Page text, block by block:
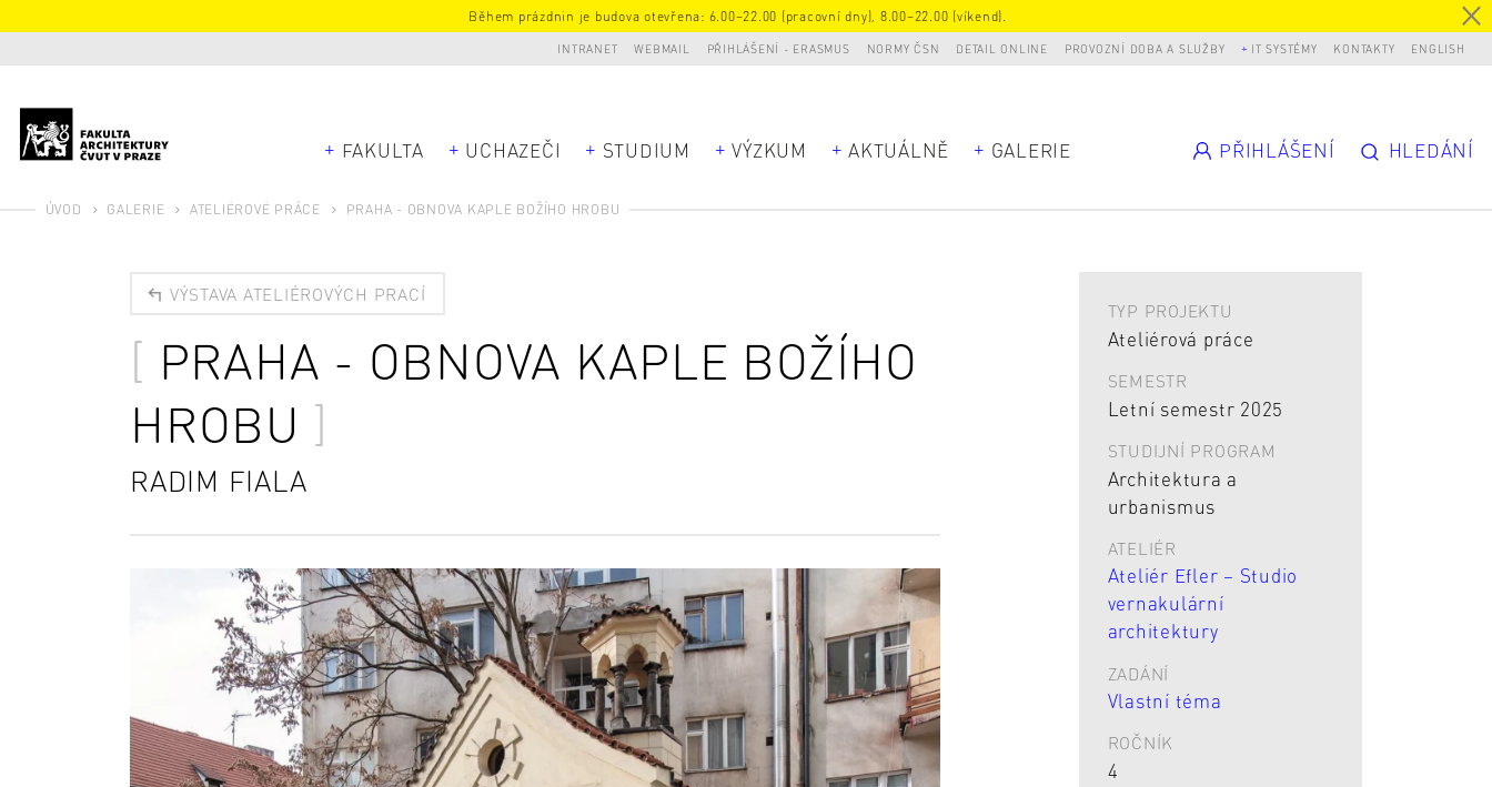
Během prázdnin je budova otevřena: 6.00–22.00 (pracovní dny), 8.00–22.00 (víkend).
INTRANET WEBMAIL PŘIHLÁŠENÍ - ERASMUS NORMY ČSN DETAIL ONLINE PROVOZNÍ DOBA A SLUŽBY IT SYSTÉMY KONTAKTY ENGLISH
FAKULTA UCHAZEČI STUDIUM VÝZKUM AKTUÁLNĚ GALERIE PŘIHLÁŠENÍ HLEDÁNÍ
ÚVOD GALERIE ATELIÉROVÉ PRÁCE PRAHA - OBNOVA KAPLE BOŽÍHO HROBU
VÝSTAVA ATELIÉROVÝCH PRACÍ
PRAHA - OBNOVA KAPLE BOŽÍHO
HROBU
RADIM FIALA
TYP PROJEKTU
Ateliérová práce
SEMESTR
Letní semestr 2025
STUDIJNÍ PROGRAM
Architektura a
urbanismus
ATELIÉR
Ateliér Efler – Studio
vernakulární
architektury
ZADÁNÍ
Vlastní téma
ROČNÍK
4